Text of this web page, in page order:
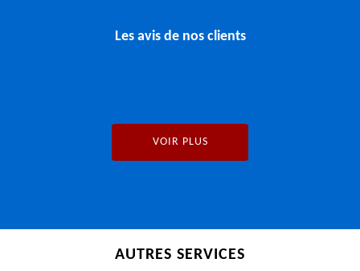
Les avis de nos clients
VOIR PLUS
AUTRES SERVICES